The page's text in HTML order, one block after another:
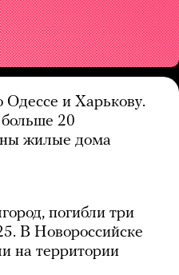
Одессе и Харькову.
20
жилые дома
погибли три
В Новороссийске
на территории